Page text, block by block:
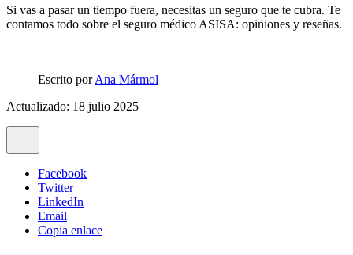
Si vas a pasar un tiempo fuera, necesitas un seguro que te cubra. Te
contamos todo sobre el seguro médico ASISA: opiniones y reseñas.
Escrito porAna Mármol
Actualizado: 18 julio 2025
Facebook
Twitter
LinkedIn
Email
Copia enlace